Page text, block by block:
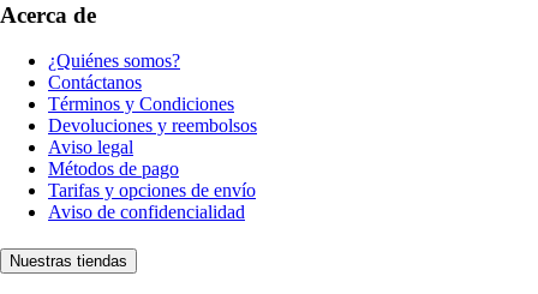
Acerca de
¿Quiénes somos?
Contáctanos
Términos y Condiciones
Devoluciones y reembolsos
Aviso legal
Métodos de pago
Tarifas y opciones de envío
Aviso de confidencialidad
Nuestras tiendas